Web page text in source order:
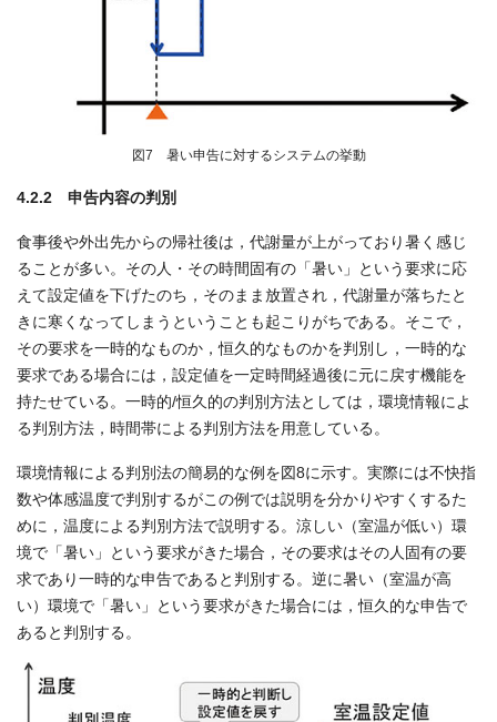
図7 暑い申告に対するシステムの挙動
4.2.2 申告内容の判別
食事後や外出先からの帰社後は，代謝量が上がっており暑く感じ
ることが多い。その人・その時間固有の「暑い」という要求に応
えて設定値を下げたのち，そのまま放置され，代謝量が落ちたと
きに寒くなってしまうということも起こりがちである。そこで，
その要求を一時的なものか，恒久的なものかを判別し，一時的な
要求である場合には，設定値を一定時間経過後に元に戻す機能を
持たせている。一時的/恒久的の判別方法としては，環境情報によ
る判別方法，時間帯による判別方法を用意している。
環境情報による判別法の簡易的な例を図8に示す。実際には不快指
数や体感温度で判別するがこの例では説明を分かりやすくするた
めに，温度による判別方法で説明する。涼しい（室温が低い）環
境で「暑い」という要求がきた場合，その要求はその人固有の要
求であり一時的な申告であると判別する。逆に暑い（室温が高
い）環境で「暑い」という要求がきた場合には，恒久的な申告で
あると判別する。